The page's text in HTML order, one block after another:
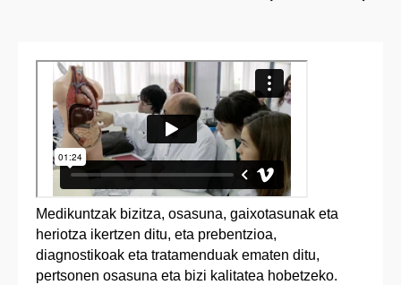
Medikuntzak bizitza, osasuna, gaixotasunak eta
heriotza ikertzen ditu, eta prebentzioa,
diagnostikoak eta tratamenduak ematen ditu,
pertsonen osasuna eta bizi kalitatea hobetzeko.